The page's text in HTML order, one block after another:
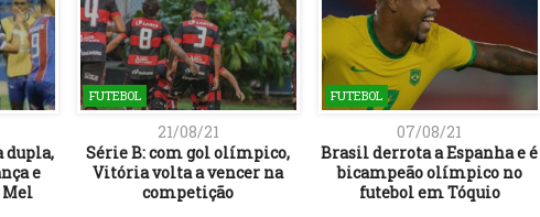
dupla,
e
Mel
FUTEBOL
21/08/21
Série B: com gol olímpico,
Vitória volta a vencer na
competição
FUTEBOL
07/08/21
Brasil derrota a Espanha e é
bicampeão olímpico no
futebol em Tóquio